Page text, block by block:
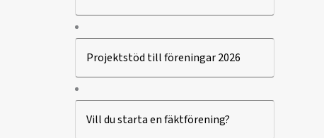
Projektstöd till föreningar 2026
Vill du starta en fäktförening?